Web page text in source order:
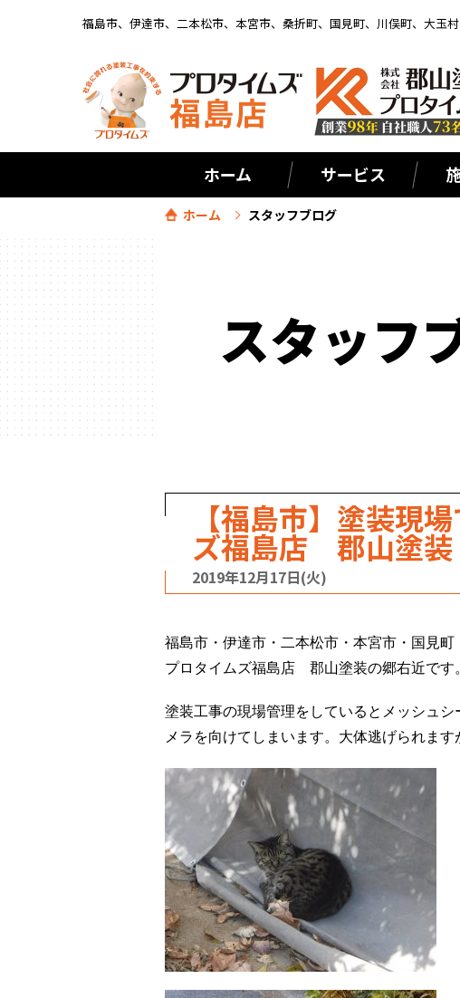
福島市、伊達市、二本松市、本宮市、桑折町、国見町、川俣町、大玉
ホーム サービス
ホーム スタッフブログ
スタッフ
【福島市】塗装現
ズ福島店 郡山塗装
2019年12月17日(火)
福島市・伊達市・二本松市・本宮市・国見
プロタイムズ福島店 郡山塗装の郷右近です
塗装工事の現場管理をしているとメッシュ
メラを向けてしまいます。大体逃げられ